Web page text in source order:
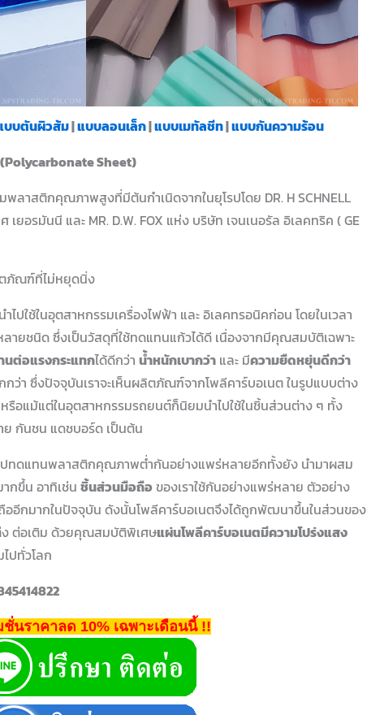
บบตันผิวส้ม|แบบลอนเล็ก|แบบเมทัลชีท|แบบกันความร้อน
(Polycarbonate Sheet)
ลาสติกคุณภาพสูงที่มีต้นกำเนิดจากในยุโรปโดย DR. H SCHNELL
เยอรมันนี และ MR. D.W. FOX แห่ง บริษัท เจนเนอรัล อิเลคทริค ( GE
ภัณฑ์ที่ไม่หยุดนิ่ง
ไปใช้ในอุตสาหกรรมเครื่องไฟฟ้า และ อิเลคทรอนิคก่อน โดยในเวลา
ยชนิด ซึ่งเป็นวัสดุที่ใช้ทดแทนแก้วได้ดี เนื่องจากมีคุณสมบัติเฉพาะ
นต่อแรงกระแทกได้ดีกว่า น้ำหนักเบากว่า และ มีความยืดหยุ่นดีกว่า
ว่า ซึ่งปัจจุบันเราจะเห็นผลิตภัณฑ์จากโพลีคาร์บอเนต ในรูปแบบต่าง
อแม้แต่ในอุตสาหกรรมรถยนต์ก็นิยมนำไปใช้ในชิ้นส่วนต่าง ๆ ทั้ง
ย กันชน แดชบอร์ด เป็นต้น
ปทดแทนพลาสติกคุณภาพต่ำกันอย่างแพร่หลายอีกทั้งยัง นำมาผสม
กขึ้น อาทิเช่น ชิ้นส่วนมือถือ ของเราใช้กันอย่างแพร่หลาย ตัวอย่าง
อีกมากในปัจจุบัน ดังนั้นโพลีคาร์บอเนตจึงได้ถูกพัฒนาขึ้นในส่วนของ
ง ต่อเติม ด้วยคุณสมบัติพิเศษแผ่นโพลีคาร์บอเนตมีความโปร่งแสง
ปทั่วโลก
ชั่นราคาลด 10% เฉพาะเดือนนี้ !!